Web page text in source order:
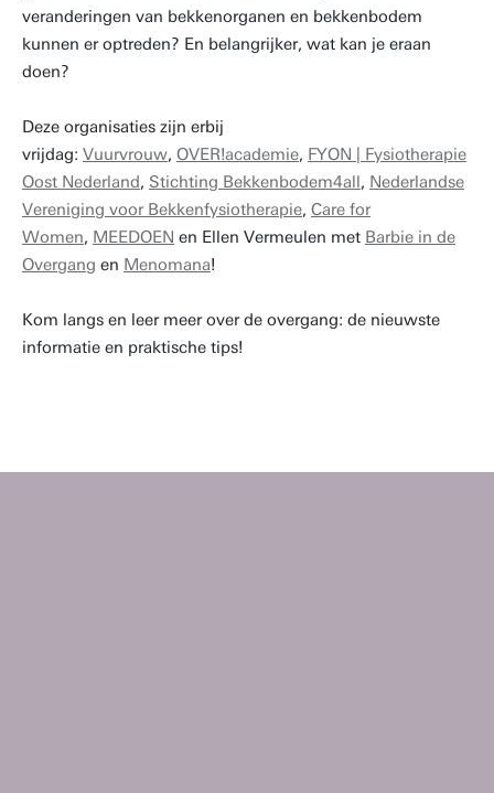
veranderingen van bekkenorganen en bekkenbodem
kunnen er optreden? En belangrijker, wat kan je eraan
doen?
Deze organisaties zijn erbij
vrijdag: Vuurvrouw, OVER!academie, FYON | Fysiotherapie
Oost Nederland, Stichting Bekkenbodem4all, Nederlandse
Vereniging voor Bekkenfysiotherapie, Care for
Women, MEEDOEN en Ellen Vermeulen met Barbie in de
Overgang en Menomana!
Kom langs en leer meer over de overgang: de nieuwste
informatie en praktische tips!